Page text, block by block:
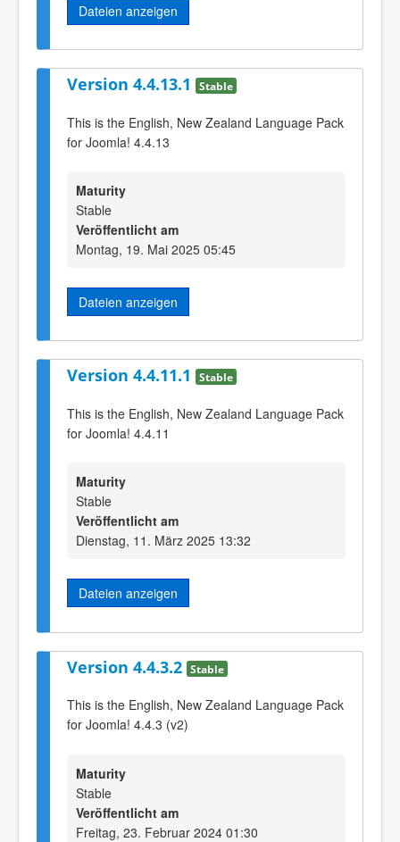
Dateien anzeigen
Version 4.4.13.1 Stable
This is the English, New Zealand Language Pack
for Joomla! 4.4.13
Maturity
Stable
Veröffentlicht am
Montag, 19. Mai 2025 05:45
Dateien anzeigen
Version 4.4.11.1 Stable
This is the English, New Zealand Language Pack
for Joomla! 4.4.11
Maturity
Stable
Veröffentlicht am
Dienstag, 11. März 2025 13:32
Dateien anzeigen
Version 4.4.3.2 Stable
This is the English, New Zealand Language Pack
for Joomla! 4.4.3 (v2)
Maturity
Stable
Veröffentlicht am
Freitag, 23. Februar 2024 01:30